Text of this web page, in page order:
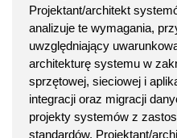
Projektant/architekt
analizuje te wymagania,
uwzględniający
architekturę systemu w
sprzętowej, sieciowej i
integracji oraz migracji
projekty systemów z
standardów. Projektant/